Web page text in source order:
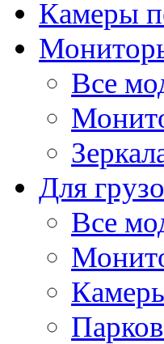
Камеры
Все
Для
Все